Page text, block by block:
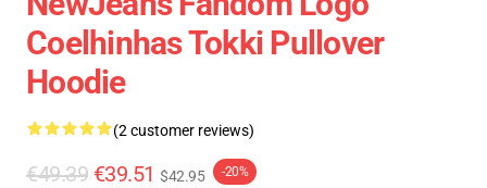
Coelhinhas Tokki Pullover
Hoodie
(2 customer reviews)
€49.39 €39.51 $42.95 -20%